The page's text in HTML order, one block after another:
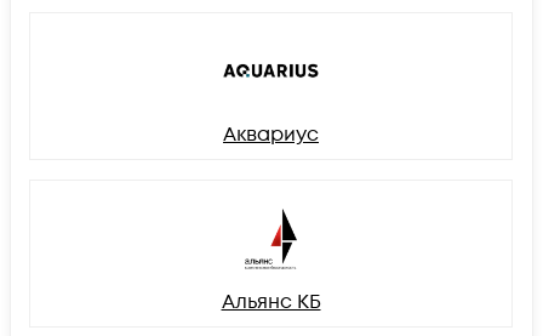
Аквариус
Альянс КБ